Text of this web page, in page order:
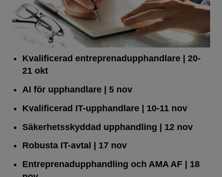
Kvalificerad entreprenad­upphandlare
| 20-
21 okt
AI för upphandlare| 5 nov
Kvalificerad IT-upphandlare| 10-11 nov
Säkerhetsskyddad upphandling | 12 nov
Robusta IT-avtal
| 17 nov
Entreprenadupphandling och AMA AF| 18